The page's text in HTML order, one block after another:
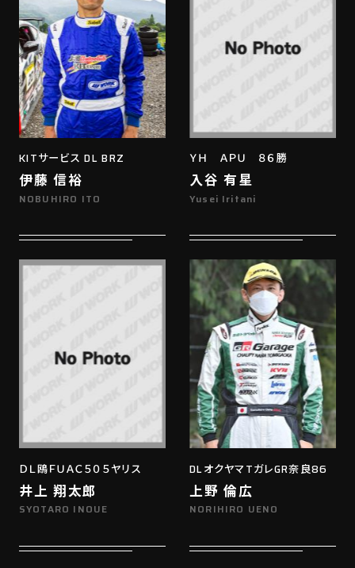
KITサービス DL BRZ
伊藤 信裕
NOBUHIRO ITO
ＹＨ ＡＰＵ ８６勝
入谷 有星
Yusei Iritani
ＤＬ鴎ＦＵＡＣ５０５ヤリス
井上 翔太郎
SYOTARO INOUE
DLオクヤマTガレGR奈良86
上野 倫広
NORIHIRO UENO